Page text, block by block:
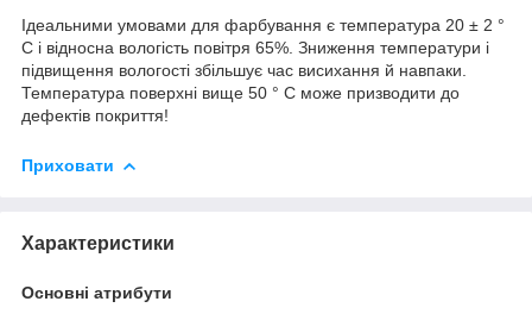
Ідеальними умовами для фарбування є температура 20 ± 2 °
C і відносна вологість повітря 65%. Зниження температури і
підвищення вологості збільшує час висихання й навпаки.
Температура поверхні вище 50 ° C може призводити до
дефектів покриття!
Приховати
Характеристики
Основні атрибути